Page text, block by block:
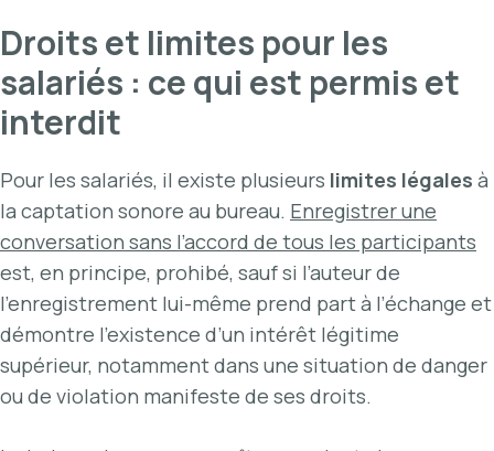
Droits et limites pour les
salariés : ce qui est permis et
interdit
Pour les salariés, il existe plusieurs limites légales à
la captation sonore au bureau. Enregistrer une
conversation sans l’accord de tous les participants
est, en principe, prohibé, sauf si l’auteur de
l’enregistrement lui-même prend part à l’échange et
démontre l’existence d’un intérêt légitime
supérieur, notamment dans une situation de danger
ou de violation manifeste de ses droits.